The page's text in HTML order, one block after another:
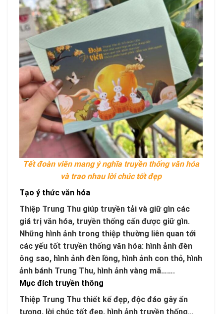
Tết đoàn viên mang ý nghĩa truyền thống văn hóa
và trao nhau lời chúc tốt đẹp
Tạo ý thức văn hóa
Thiệp Trung Thu giúp truyền tải và giữ gìn các
giá trị văn hóa, truyền thống cấn được giữ gìn.
Những hình ảnh trong thiệp thường liên quan tới
các yếu tốt truyền thống văn hóa: hình ảnh đèn
ông sao, hình ảnh đèn lồng, hình ảnh con thỏ, hình
ảnh bánh Trung Thu, hình ảnh vàng mã…….
Mục đích truyền thông
Thiệp Trung Thu thiết kế đẹp, độc đáo gây ấn
tượng, lời chúc tốt đẹp, hình ảnh truyền thống…